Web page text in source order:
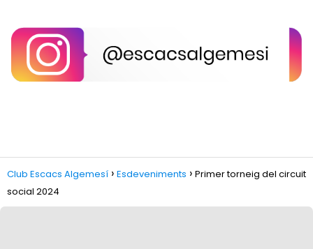
Club Escacs Algemesí Esdeveniments
Primer torneig del circuit
social 2024